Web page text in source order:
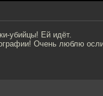
убийцы! Ей идёт.
Очень люблю